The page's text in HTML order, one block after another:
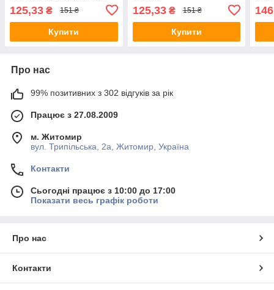
125,33 ₴ 151 ₴
Купити
125,33₴ 151 ₴
Купити
Про нас
99% позитивних з 302 відгуків за рік
Працює з 27.08.2009
м. Житомир
вул. Трипільська, 2а, Житомир, Україна
Контакти
Сьогодні працює з 10:00 до 17:00
Показати весь графік роботи
Про нас
Контакти